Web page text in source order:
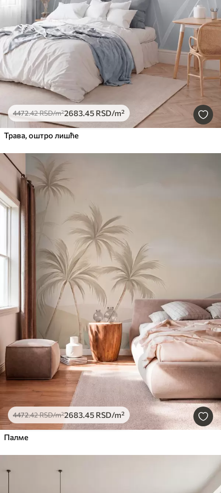
4472.42RSD/m²2683.45 RSD/m²
Трава, оштро лишће
4472.42RSD/m²2683.45 RSD/m²
Палме